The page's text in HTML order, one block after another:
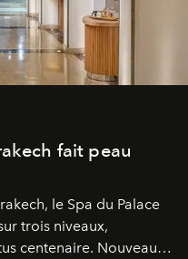
fait peau
le Spa du Palace
trois niveaux,
centenaire. Nouveau